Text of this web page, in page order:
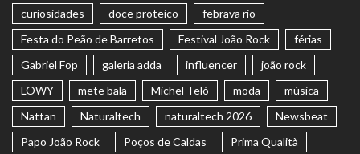
curiosidades
doce proteico
febrava rio
Festa do Peão de Barretos
Festival João Rock
férias
Gabriel Fop
galeria adda influencer
joão rock
LOWY
mete bala Michel Teló moda
música
Nattan
Naturaltech naturaltech 2026
Newsbeat
Papo João Rock
Poços de Caldas
Prima Qualità